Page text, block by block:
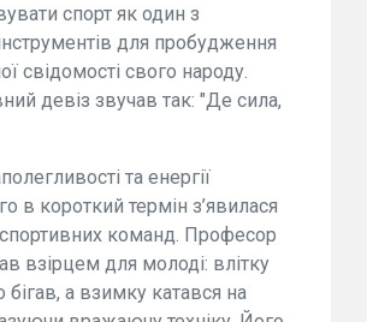
спорт як один з
для пробудження
свідомості свого народу.
девіз звучав так: "Де сила,
та енергії
в короткий термін з’явилася
спортивних команд. Професор
взірцем для молоді: влітку
бігав, а взимку катався на